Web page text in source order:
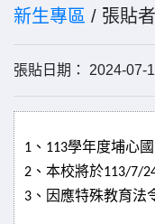
新生專區 / 張貼者
張貼日期： 2024-
1 、 113學年度埔心
2 、本校將於113/7/
3 、因應特殊教育